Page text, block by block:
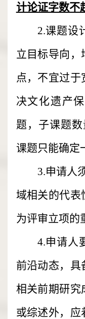
计论证字数不
2.课题设
立目标导向，
点，不宜过
决文化遗产
题，子课题
课题只能确定
3.申请人
域相关的代表
为评审立项的
4.申请人
前沿动态，具
相关前期研究
或综述外，应